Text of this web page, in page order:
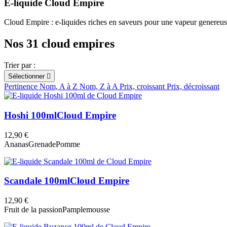
E-liquide Cloud Empire
Cloud Empire : e-liquides riches en saveurs pour une vapeur
Nos 31 cloud empires
Trier par :
Sélectionner 
Pertinence Nom, A à Z Nom, Z à A Prix, croissant Prix, décroissant
Hoshi 100mlCloud Empire
12,90 €
AnanasGrenadePomme
Scandale 100mlCloud Empire
12,90 €
Fruit de la passionPamplemousse